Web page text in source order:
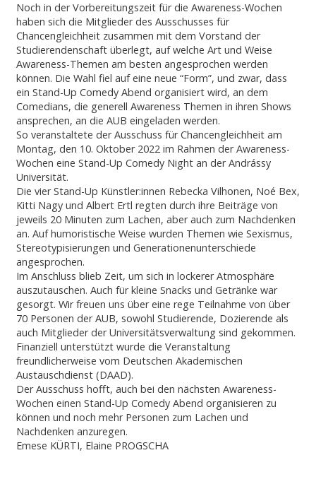
Noch in der Vorbereitungszeit für die Awareness-Wochen
haben sich die Mitglieder des Ausschusses für
Chancengleichheit zusammen mit dem Vorstand der
Studierendenschaft überlegt, auf welche Art und Weise
Awareness-Themen am besten angesprochen werden
können. Die Wahl fiel auf eine neue “Form”, und zwar, dass
ein Stand-Up Comedy Abend organisiert wird, an dem
Comedians, die generell Awareness Themen in ihren Shows
ansprechen, an die AUB eingeladen werden.
So veranstaltete der Ausschuss für Chancengleichheit am
Montag, den 10. Oktober 2022 im Rahmen der Awareness-
Wochen eine Stand-Up Comedy Night an der Andrássy
Universität.
Die vier Stand-Up Künstler:innen Rebecka Vilhonen, Noé Bex,
Kitti Nagy und Albert Ertl regten durch ihre Beiträge von
jeweils 20 Minuten zum Lachen, aber auch zum Nachdenken
an. Auf humoristische Weise wurden Themen wie Sexismus,
Stereotypisierungen und Generationenunterschiede
angesprochen.
Im Anschluss blieb Zeit, um sich in lockerer Atmosphäre
auszutauschen. Auch für kleine Snacks und Getränke war
gesorgt. Wir freuen uns über eine rege Teilnahme von über
70 Personen der AUB, sowohl Studierende, Dozierende als
auch Mitglieder der Universitätsverwaltung sind gekommen.
Finanziell unterstützt wurde die Veranstaltung
freundlicherweise vom Deutschen Akademischen
Austauschdienst (DAAD).
Der Ausschuss hofft, auch bei den nächsten Awareness-
Wochen einen Stand-Up Comedy Abend organisieren zu
können und noch mehr Personen zum Lachen und
Nachdenken anzuregen.
Emese KÜRTI, Elaine PROGSCHA